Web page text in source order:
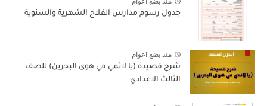
جدول رسوم مدارس الفلاح الشهرية والسنوية
منذ بضع اعوام
شرح قصيدة (يا لائمي في هوى البحرين) للصف
الثالث الاعدادي